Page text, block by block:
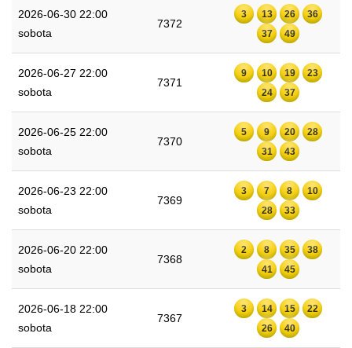
2026-06-30 22:00
sobota
7372
3 13 26
36
37
49
2026-06-27 22:00
sobota
7371
9 10 19
23
24
37
2026-06-25 22:00
sobota
7370
5 9 20
28
31
43
2026-06-23 22:00
sobota
7369
3 7 8
10
28
33
2026-06-20 22:00
sobota
7368
2 8 35
38
41
45
2026-06-18 22:00
sobota
7367
3 14 15
22
26
40